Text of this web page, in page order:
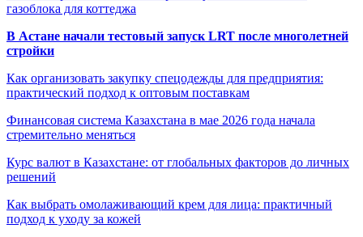
газоблока для коттеджа
В Астане начали тестовый запуск LRT после многолетней
стройки
Как организовать закупку спецодежды для предприятия:
практический подход к оптовым поставкам
Финансовая система Казахстана в мае 2026 года начала
стремительно меняться
Курс валют в Казахстане: от глобальных факторов до личных
решений
Как выбрать омолаживающий крем для лица: практичный
подход к уходу за кожей